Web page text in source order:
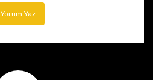
Yorum Yaz